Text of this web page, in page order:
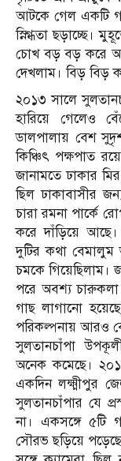
আটকে গেল একটি
স্নিগ্ধতা ছড়াচ্ছে।
চোখ বড় বড় করে
দেখলাম। বিড় বিড়
২০১৩ সালে
হারিয়ে গেলেও
ডালপালায় বেশ
কিঞ্চিৎ পক্ষপাত
জানামতে ঢাকার
ছিল ঢাকাবাসীর
চারা রমনা পার্কে
করে দাঁড়িয়ে
দুটির কথা বেমালুম
চমকে গিয়েছিলাম।
পরে অবশ্য চারুকলা
গাছ লাগানো
পরিকল্পনায় আরও
সুলতানচাঁপা
অনেক কমেছে।
একদিন লক্ষ্মীপুর
সুলতানচাঁপার যে
না। একসঙ্গে ৫টি
সৌরভ ছড়িয়ে পড়েছে